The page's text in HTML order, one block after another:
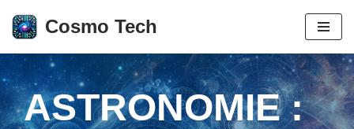
Aller
au
contenu
Cosmo Tech
ASTRONOMIE :